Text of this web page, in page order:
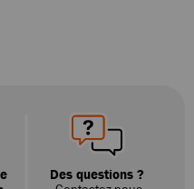
Des questions ?